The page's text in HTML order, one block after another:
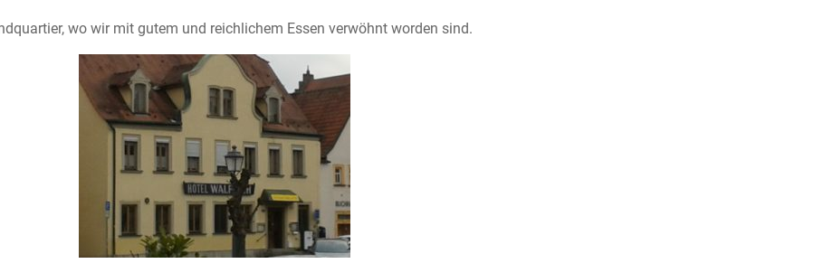
wo wir mit gutem und reichlichem Essen verwöhnt worden sind.